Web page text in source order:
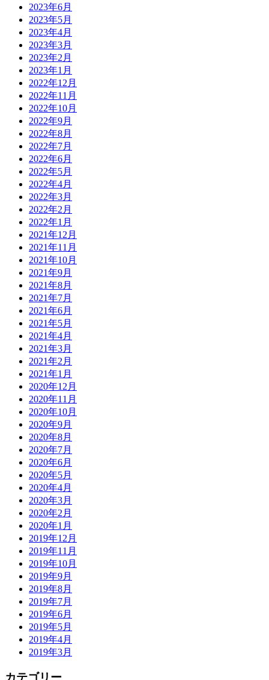
2023年6月
2023年5月
2023年4月
2023年3月
2023年2月
2023年1月
2022年12月
2022年11月
2022年10月
2022年9月
2022年8月
2022年7月
2022年6月
2022年5月
2022年4月
2022年3月
2022年2月
2022年1月
2021年12月
2021年11月
2021年10月
2021年9月
2021年8月
2021年7月
2021年6月
2021年5月
2021年4月
2021年3月
2021年2月
2021年1月
2020年12月
2020年11月
2020年10月
2020年9月
2020年8月
2020年7月
2020年6月
2020年5月
2020年4月
2020年3月
2020年2月
2020年1月
2019年12月
2019年11月
2019年10月
2019年9月
2019年8月
2019年7月
2019年6月
2019年5月
2019年4月
2019年3月